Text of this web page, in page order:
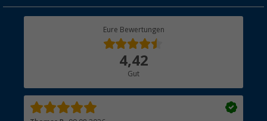
Rücksendung
Eure Bewertungen
4,42
Gut